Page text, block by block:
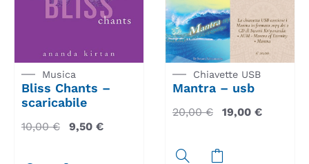
Musica
Bliss Chants –
scaricabile
10,00€ 9,50 €
Chiavette USB
Mantra – usb
20,00€ 19,00 €